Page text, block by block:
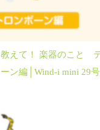
教えて！ 楽器のこと
ーン編│Wind-i mini 29